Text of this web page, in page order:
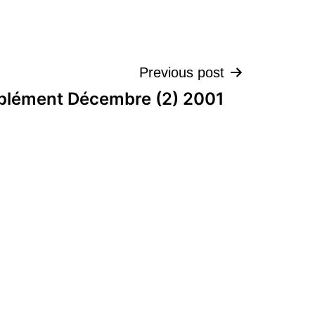
تصفّح
Previous post
Décembre (2) 2001